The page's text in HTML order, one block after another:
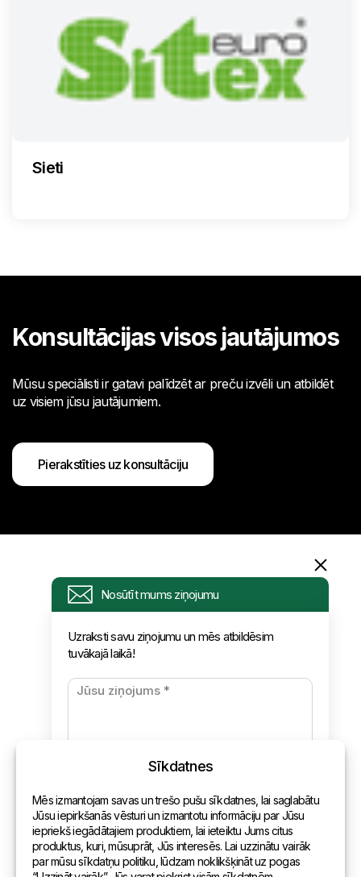
Sieti
Konsultācijas visos jautājumos
Mūsu speciālisti ir gatavi palīdzēt ar preču izvēli un atbildēt
uz visiem jūsu jautājumiem.
Pierakstīties uz konsultāciju
Nosūtīt mums ziņojumu
Uzraksti savu ziņojumu un mēs atbildēsim
tuvākajā laikā!
Informācija
Pieprasījums
Apmaksa un piegāde
Kontakti
Vispārēja informācija
Pārstāvniecības pasaulē
Adrese
Sīkdatnes
Mēs izmantojam savas un trešo pušu sīkdatnes, lai saglabātu
Jūsu iepirkšanās vēsturi un izmantotu informāciju par Jūsu
iepriekš iegādātajiem produktiem, lai ieteiktu Jums citus
produktus, kuri, mūsuprāt, Jūs interesēs. Lai uzzinātu vairāk
par mūsu sīkdatņu politiku, lūdzam noklikšķināt uz pogas